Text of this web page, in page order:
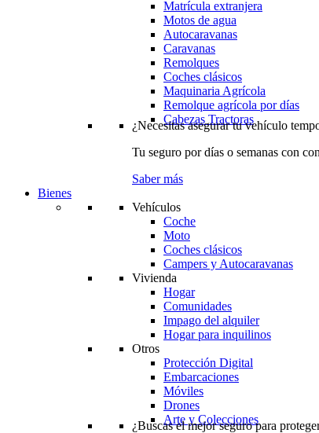
Matrícula extranjera
Motos de agua
Autocaravanas
Caravanas
Remolques
Coches clásicos
Maquinaria Agrícola
Remolque agrícola por días
Cabezas Tractoras
¿Necesitas asegurar tu vehículo
Tu seguro por días o semanas con
Saber más
Bienes
Vehículos
Coche
Moto
Coches clásicos
Campers y Autocaravanas
Vivienda
Hogar
Comunidades
Impago del alquiler
Hogar para inquilinos
Otros
Protección Digital
Embarcaciones
Móviles
Drones
Arte y Colecciones
¿Buscas el mejor seguro para